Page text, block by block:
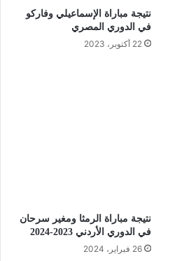
نتيجة مباراة الإسماعيلي وفاركو
في الدوري المصري
22 أكتوبر، 2023
نتيجة مباراة الرمثا ومغير سرحان
في الدوري الأردني 2023-2024
26 فبراير، 2024